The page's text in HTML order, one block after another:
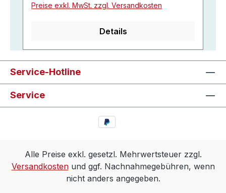
Preise exkl. MwSt. zzgl. Versandkosten
Details
Service-Hotline
Service
Alle Preise exkl. gesetzl. Mehrwertsteuer zzgl.
Versandkostenund ggf. Nachnahmegebühren, wenn
nicht anders angegeben.